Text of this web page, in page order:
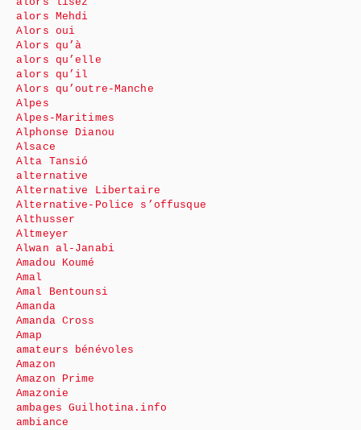
alors Mehdi
Alors oui
Alors qu’à
alors qu’elle
alors qu’il
Alors qu’outre-Manche
Alpes
Alpes-Maritimes
Alphonse Dianou
Alsace
Alta Tansió
alternative
Alternative Libertaire
Alternative-Police s’offusque
Althusser
Altmeyer
Alwan al-Janabi
Amadou Koumé
Amal
Amal Bentounsi
Amanda
Amanda Cross
Amap
amateurs bénévoles
Amazon
Amazon Prime
Amazonie
ambages Guilhotina.info
ambiance